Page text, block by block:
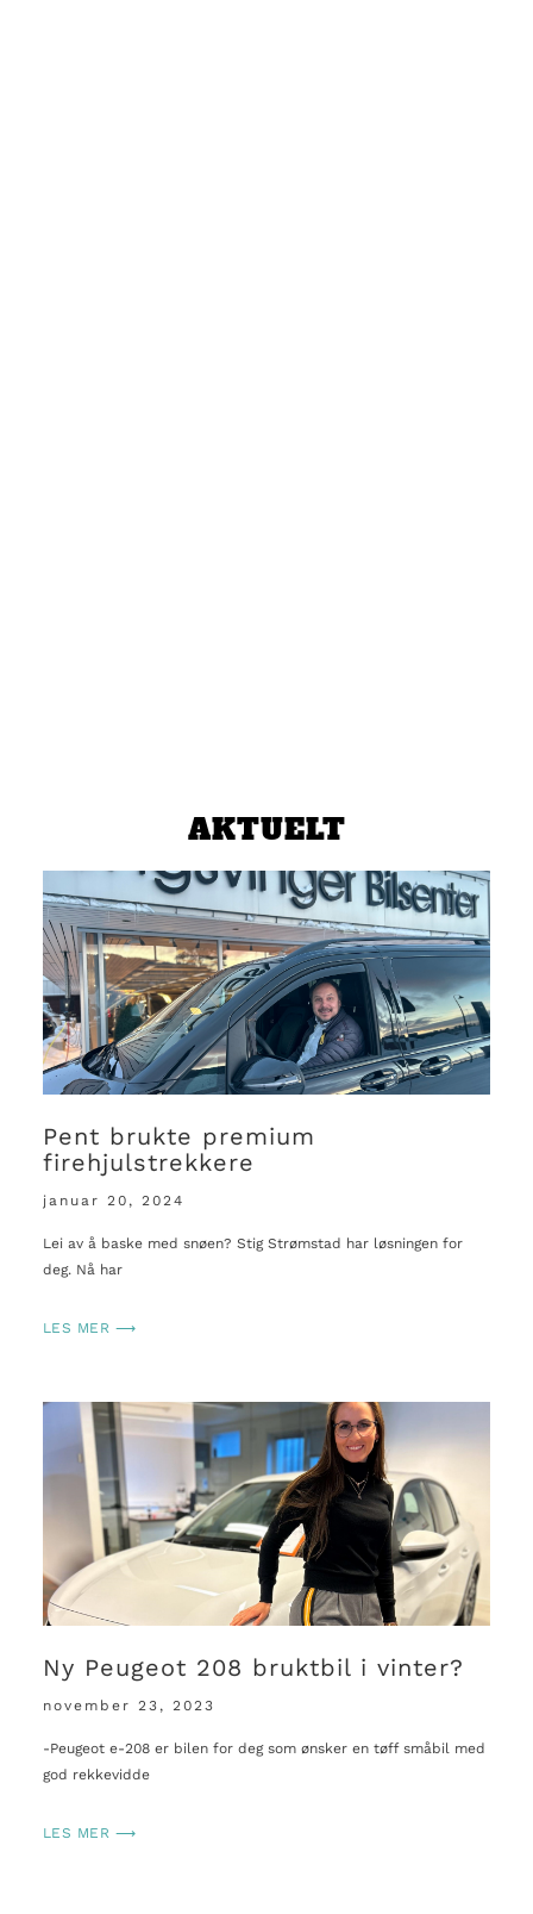
AKTUELT
Pent brukte premium
firehjulstrekkere
januar 20, 2024
Lei av å baske med snøen? Stig Strømstad har løsningen for
deg. Nå har
LES MER ⟶
Ny Peugeot 208 bruktbil i vinter?
november 23, 2023
-Peugeot e-208 er bilen for deg som ønsker en tøff småbil med
god rekkevidde
LES MER ⟶